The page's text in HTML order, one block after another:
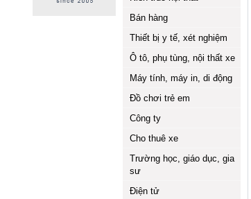
Bán hàng
Thiết bị y tế, xét nghiệm
Ô tô, phụ tùng, nội thất xe
Máy tính, máy in, di động
Đồ chơi trẻ em
Công ty
Cho thuê xe
Trường học, giáo dục, gia
sư
Điện tử